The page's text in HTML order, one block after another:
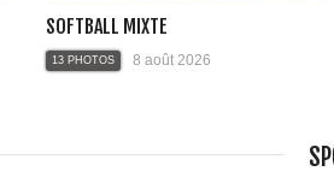
SOFTBALL MIXTE
13 PHOTOS 8 août 2026